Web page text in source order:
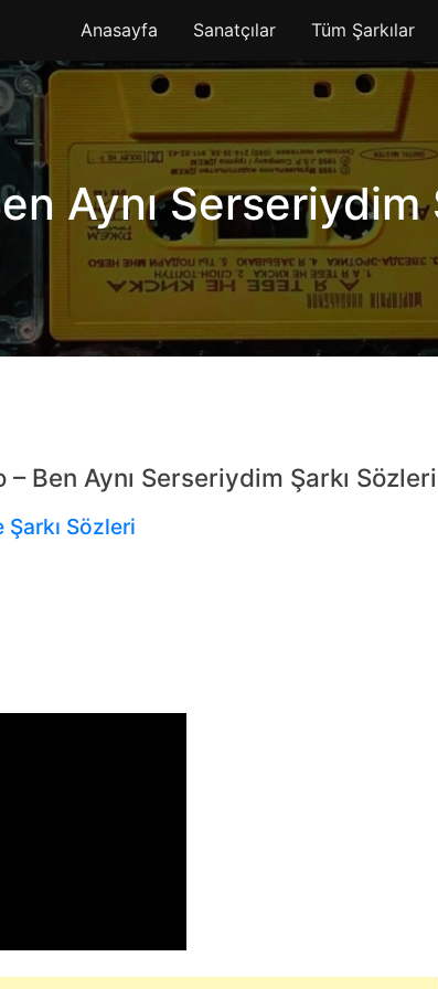
Anasayfa Sanatçılar Tüm Şarkılar
Aynı Serseriydim
– Ben Aynı Serseriydim Şarkı Sözleri
Şarkı Sözleri